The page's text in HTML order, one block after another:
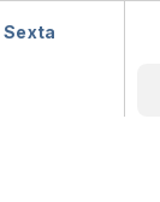
Sexta